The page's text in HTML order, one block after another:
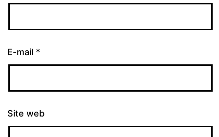
E-mail *
Site web